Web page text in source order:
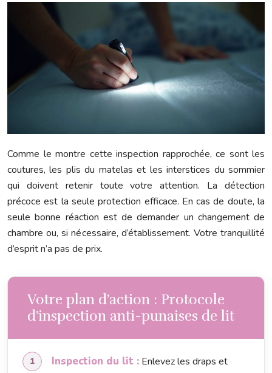
Comme le montre cette inspection rapprochée, ce sont les
coutures, les plis du matelas et les interstices du sommier
qui doivent retenir toute votre attention. La détection
précoce est la seule protection efficace. En cas de doute, la
seule bonne réaction est de demander un changement de
chambre ou, si nécessaire, d’établissement. Votre tranquillité
d’esprit n’a pas de prix.
Votre plan d’action : Protocole
d’inspection anti-punaises de lit
Inspection du lit : Enlevez les draps et